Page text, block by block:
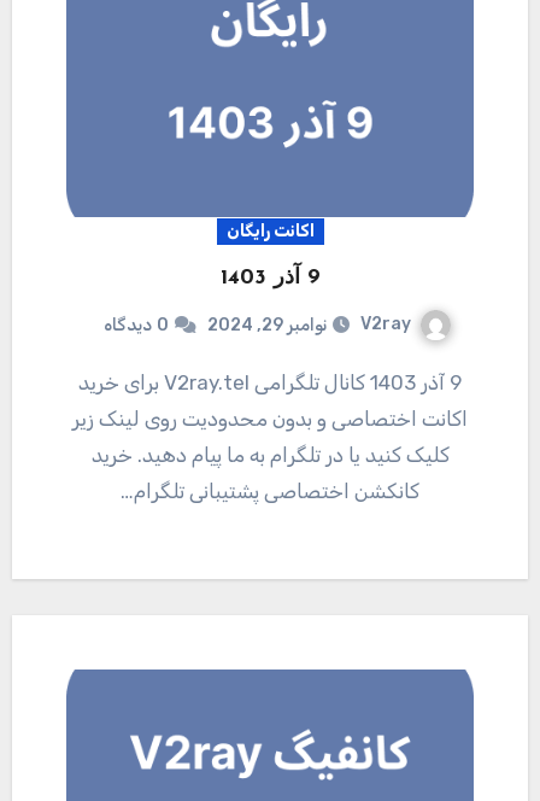
اکانت رایگان
9 آذر 1403
V2ray نوامبر 29, 2024 0 دیدگاه
9 آذر 1403 کانال تلگرامی V2ray.tel برای خرید
اکانت اختصاصی و بدون محدودیت روی لینک زیر
کلیک کنید یا در تلگرام به ما پیام دهید. خرید
کانکشن اختصاصی پشتیبانی تلگرام…